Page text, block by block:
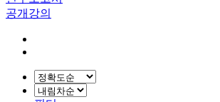
공개강의